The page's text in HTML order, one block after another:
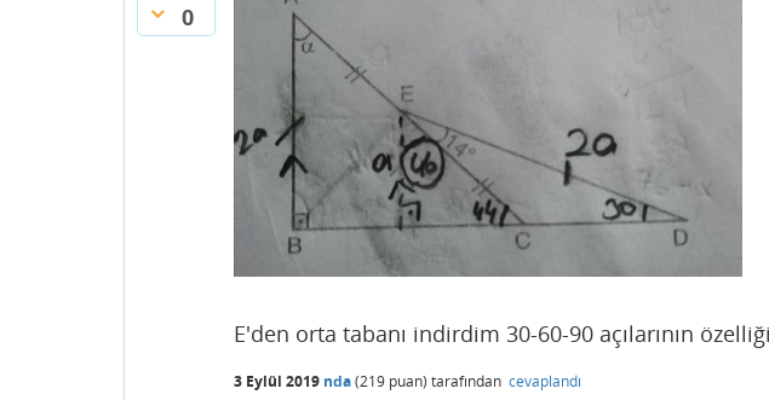
0
E'den orta tabanı indirdim 30-60-90 açılarının
3 Eylül 2019 nda(219 puan) tarafından cevaplandı